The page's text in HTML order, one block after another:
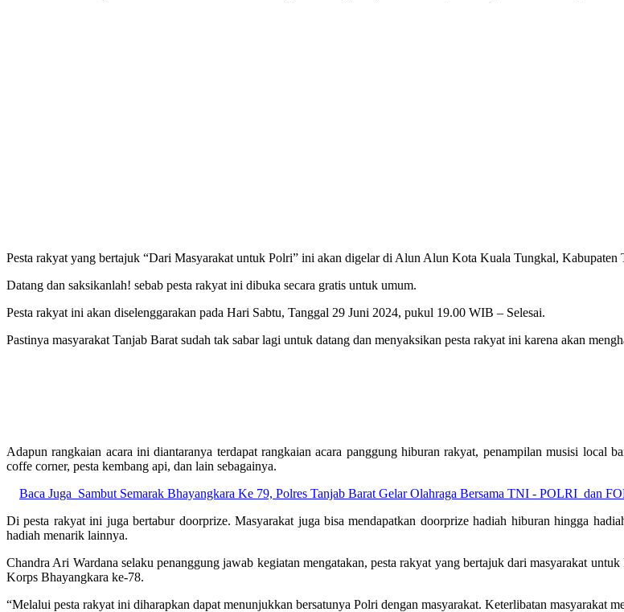
Pesta rakyat yang bertajuk “Dari Masyarakat untuk Polri” ini akan digelar di Alun Alun Kota Kuala Tungkal, Kabupaten
Datang dan saksikanlah! sebab pesta rakyat ini dibuka secara gratis untuk umum.
Pesta rakyat ini akan diselenggarakan pada Hari Sabtu, Tanggal 29 Juni 2024, pukul 19.00 WIB – Selesai.
Pastinya masyarakat Tanjab Barat sudah tak sabar lagi untuk datang dan menyaksikan pesta rakyat ini karena akan
Adapun rangkaian acara ini diantaranya terdapat rangkaian acara panggung hiburan rakyat, penampilan musisi local
coffe corner, pesta kembang api, dan lain sebagainya.
Baca Juga Sambut Semarak Bhayangkara Ke 79, Polres Tanjab Barat Gelar Olahraga Bersama TNI - POLRI dan
Di pesta rakyat ini juga bertabur doorprize. Masyarakat juga bisa mendapatkan doorprize hadiah hiburan hingga
hadiah menarik lainnya.
Chandra Ari Wardana selaku penanggung jawab kegiatan mengatakan, pesta rakyat yang bertajuk dari masyarakat
Korps Bhayangkara ke-78.
“Melalui pesta rakyat ini diharapkan dapat menunjukkan bersatunya Polri dengan masyarakat. Keterlibatan masyarakat